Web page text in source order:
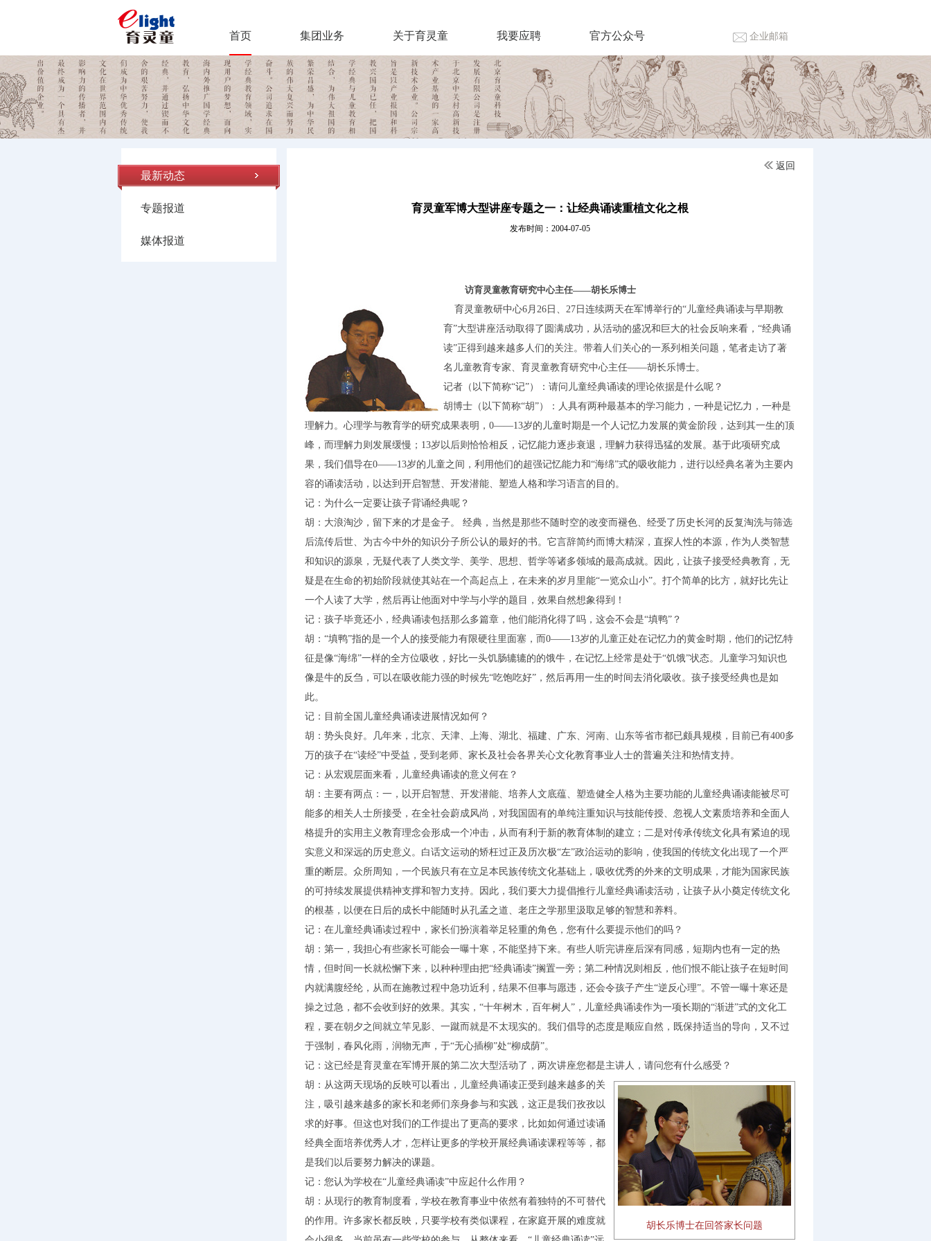
首页 集团业务 关于育灵童 我要应聘 官方公众号 企业邮箱
最新动态
专题报道
媒体报道
返回
育灵童军博大型讲座专题之一：让经典诵读重植文化之根
发布时间：2004-07-05
访育灵童教育研究中心主任——胡长乐博士
育灵童教研中心6月26日、27日连续两天在军博举行的“儿童经典诵读与早期教
育”大型讲座活动取得了圆满成功，从活动的盛况和巨大的社会反响来看，“经典诵
读”正得到越来越多人们的关注。带着人们关心的一系列相关问题，笔者走访了著
名儿童教育专家、育灵童教育研究中心主任——胡长乐博士。
记者（以下简称“记”）：请问儿童经典诵读的理论依据是什么呢？
胡博士（以下简称“胡”）：人具有两种最基本的学习能力，一种是记忆力，一种是
理解力。心理学与教育学的研究成果表明，0——13岁的儿童时期是一个人记忆力发展的黄金阶段，达到其一生的顶
峰，而理解力则发展缓慢；13岁以后则恰恰相反，记忆能力逐步衰退，理解力获得迅猛的发展。基于此项研究成
果，我们倡导在0——13岁的儿童之间，利用他们的超强记忆能力和“海绵”式的吸收能力，进行以经典名著为主要内
容的诵读活动，以达到开启智慧、开发潜能、塑造人格和学习语言的目的。
记：为什么一定要让孩子背诵经典呢？
胡：大浪淘沙，留下来的才是金子。 经典，当然是那些不随时空的改变而褪色、经受了历史长河的反复淘洗与筛选
后流传后世、为古今中外的知识分子所公认的最好的书。它言辞简约而博大精深，直探人性的本源，作为人类智慧
和知识的源泉，无疑代表了人类文学、美学、思想、哲学等诸多领域的最高成就。因此，让孩子接受经典教育，无
疑是在生命的初始阶段就使其站在一个高起点上，在未来的岁月里能“一览众山小”。打个简单的比方，就好比先让
一个人读了大学，然后再让他面对中学与小学的题目，效果自然想象得到！
记：孩子毕竟还小，经典诵读包括那么多篇章，他们能消化得了吗，这会不会是“填鸭”？
胡：“填鸭”指的是一个人的接受能力有限硬往里面塞，而0——13岁的儿童正处在记忆力的黄金时期，他们的记忆特
征是像“海绵”一样的全方位吸收，好比一头饥肠辘辘的的饿牛，在记忆上经常是处于“饥饿”状态。儿童学习知识也
像是牛的反刍，可以在吸收能力强的时候先“吃饱吃好”，然后再用一生的时间去消化吸收。孩子接受经典也是如
此。
记：目前全国儿童经典诵读进展情况如何？
胡：势头良好。几年来，北京、天津、上海、湖北、福建、广东、河南、山东等省市都已颇具规模，目前已有400多
万的孩子在“读经”中受益，受到老师、家长及社会各界关心文化教育事业人士的普遍关注和热情支持。
记：从宏观层面来看，儿童经典诵读的意义何在？
胡：主要有两点：一，以开启智慧、开发潜能、培养人文底蕴、塑造健全人格为主要功能的儿童经典诵读能被尽可
能多的相关人士所接受，在全社会蔚成风尚，对我国固有的单纯注重知识与技能传授、忽视人文素质培养和全面人
格提升的实用主义教育理念会形成一个冲击，从而有利于新的教育体制的建立；二是对传承传统文化具有紧迫的现
实意义和深远的历史意义。白话文运动的矫枉过正及历次极“左”政治运动的影响，使我国的传统文化出现了一个严
重的断层。众所周知，一个民族只有在立足本民族传统文化基础上，吸收优秀的外来的文明成果，才能为国家民族
的可持续发展提供精神支撑和智力支持。因此，我们要大力提倡推行儿童经典诵读活动，让孩子从小奠定传统文化
的根基，以便在日后的成长中能随时从孔孟之道、老庄之学那里汲取足够的智慧和养料。
记：在儿童经典诵读过程中，家长们扮演着举足轻重的角色，您有什么要提示他们的吗？
胡：第一，我担心有些家长可能会一曝十寒，不能坚持下来。有些人听完讲座后深有同感，短期内也有一定的热
情，但时间一长就松懈下来，以种种理由把“经典诵读”搁置一旁；第二种情况则相反，他们恨不能让孩子在短时间
内就满腹经纶，从而在施教过程中急功近利，结果不但事与愿违，还会令孩子产生“逆反心理”。不管一曝十寒还是
操之过急，都不会收到好的效果。其实，“十年树木，百年树人”，儿童经典诵读作为一项长期的“渐进”式的文化工
程，要在朝夕之间就立竿见影、一蹴而就是不太现实的。我们倡导的态度是顺应自然，既保持适当的导向，又不过
于强制，春风化雨，润物无声，于“无心插柳”处“柳成荫”。
记：这已经是育灵童在军博开展的第二次大型活动了，两次讲座您都是主讲人，请问您有什么感受？
胡长乐博士在回答家长问题
胡：从这两天现场的反映可以看出，儿童经典诵读正受到越来越多的关
注，吸引越来越多的家长和老师们亲身参与和实践，这正是我们孜孜以
求的好事。但这也对我们的工作提出了更高的要求，比如如何通过读诵
经典全面培养优秀人才，怎样让更多的学校开展经典诵读课程等等，都
是我们以后要努力解决的课题。
记：您认为学校在“儿童经典诵读”中应起什么作用？
胡：从现行的教育制度看，学校在教育事业中依然有着独特的不可替代
的作用。许多家长都反映，只要学校有类似课程，在家庭开展的难度就